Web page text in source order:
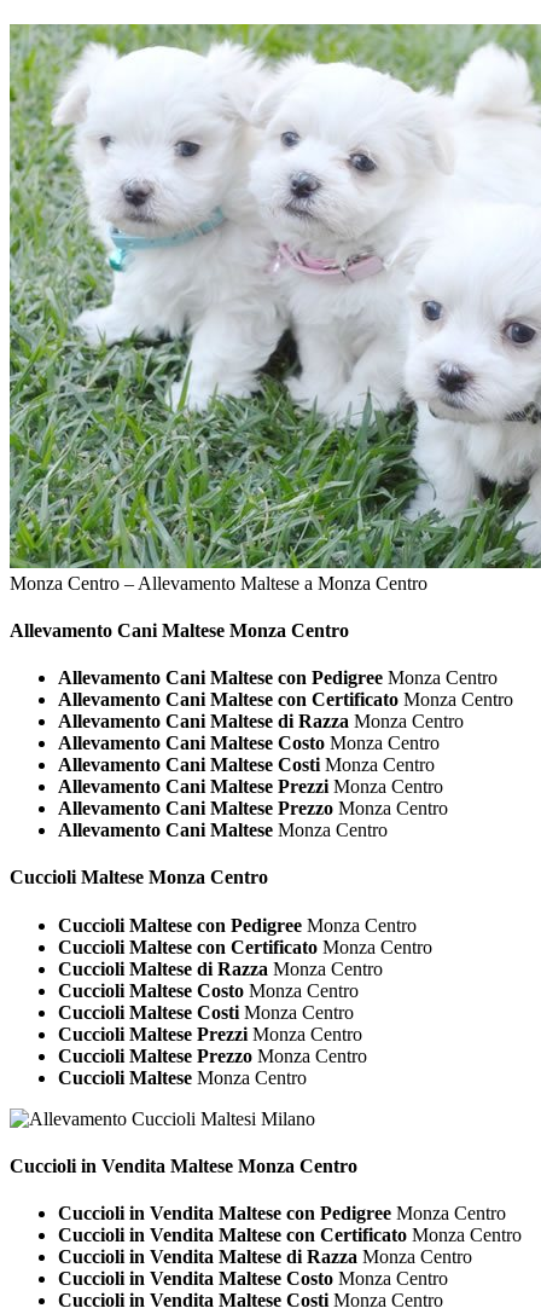
Monza Centro – Allevamento Maltese a Monza Centro
Allevamento Cani Maltese Monza Centro
Allevamento Cani Maltese con Pedigree Monza Centro
Allevamento Cani Maltese con Certificato Monza Centro
Allevamento Cani Maltese di Razza Monza Centro
Allevamento Cani Maltese Costo Monza Centro
Allevamento Cani Maltese Costi Monza Centro
Allevamento Cani Maltese Prezzi Monza Centro
Allevamento Cani Maltese Prezzo Monza Centro
Allevamento Cani Maltese Monza Centro
Cuccioli Maltese Monza Centro
Cuccioli Maltese con Pedigree Monza Centro
Cuccioli Maltese con Certificato Monza Centro
Cuccioli Maltese di Razza Monza Centro
Cuccioli Maltese Costo Monza Centro
Cuccioli Maltese Costi Monza Centro
Cuccioli Maltese Prezzi Monza Centro
Cuccioli Maltese Prezzo Monza Centro
Cuccioli Maltese Monza Centro
Cuccioli in Vendita Maltese Monza Centro
Cuccioli in Vendita Maltese con Pedigree Monza Centro
Cuccioli in Vendita Maltese con Certificato Monza Centro
Cuccioli in Vendita Maltese di Razza Monza Centro
Cuccioli in Vendita Maltese Costo Monza Centro
Cuccioli in Vendita Maltese Costi Monza Centro